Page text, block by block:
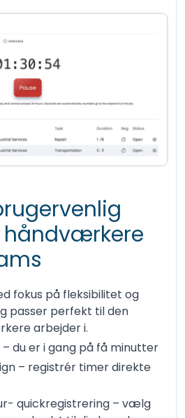
håndværkere
fokus på fleksibilitet og
passer perfekt til den
arbejder i.
du er i gang på få minutter
– registrér timer direkte
quickregistrering – vælg